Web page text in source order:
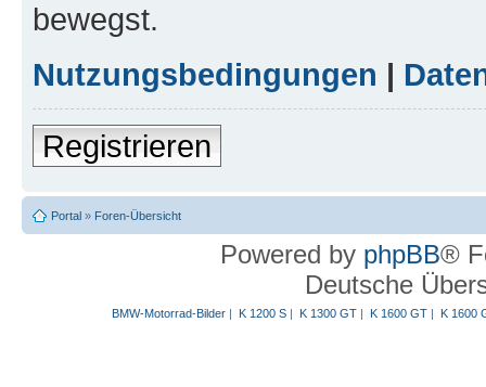
bewegst.
Nutzungsbedingungen |
Registrieren
Portal » Foren-Übersicht
Powered by phpBB®
Deutsche
BMW-Motorrad-Bilder| K 1200 S| K 1300 GT| K 1600 GT| K 1600